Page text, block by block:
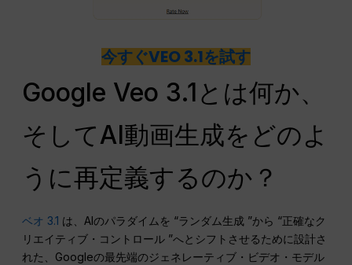
今すぐVEO 3.1を試す
Google Veo 3.1とは何か、
そしてAI動画生成をどのよ
うに再定義するのか？
ベオ 3.1 は、AIのパラダイムを “ランダム生成 ”から “正確なク
リエイティブ・コントロール ”へとシフトさせるために設計さ
れた、Googleの最先端のジェネレーティブ・ビデオ・モデル